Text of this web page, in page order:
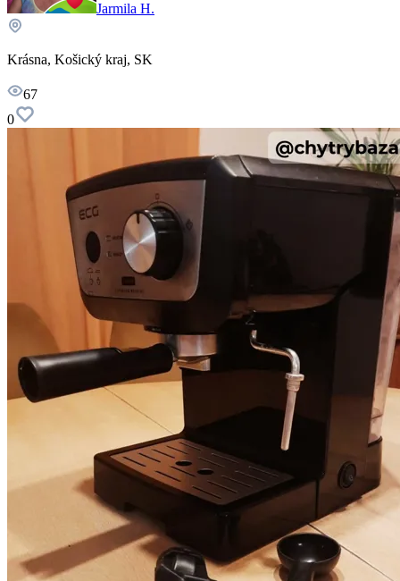
Jarmila H.
Krásna, Košický kraj, SK
67
0